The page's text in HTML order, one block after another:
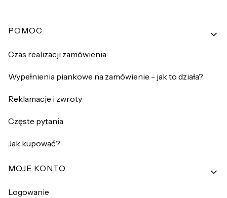
Linki w stopce
POMOC
Czas realizacji zamówienia
Wypełnienia piankowe na zamówienie - jak to działa?
Reklamacje i zwroty
Częste pytania
Jak kupować?
MOJE KONTO
Logowanie